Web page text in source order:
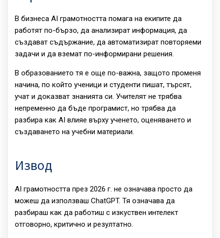
В бизнеса AI грамотността помага на екипите да
работят по-бързо, да анализират информация, да
създават съдържание, да автоматизират повторяеми
задачи и да вземат по-информирани решения.
В образованието тя е още по-важна, защото променя
начина, по който ученици и студенти пишат, търсят,
учат и доказват знанията си. Учителят не трябва
непременно да бъде програмист, но трябва да
разбира как AI влияе върху ученето, оценяването и
създаването на учебни материали.
Извод
AI грамотността през 2026 г. не означава просто да
можеш да използваш ChatGPT. Тя означава да
разбираш как да работиш с изкуствен интелект
отговорно, критично и резултатно.